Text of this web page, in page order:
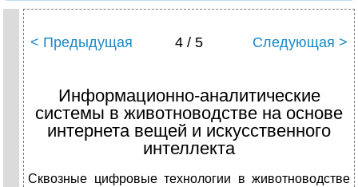
< Предыдущая 4 / 5 Следующая >
Информационно-аналитические
системы в животноводстве на основе
интернета вещей и искусственного
интеллекта
Сквозные цифровые технологии в животноводстве